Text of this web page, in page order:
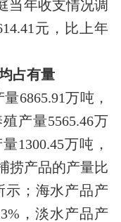
当年收支情况调
元，比上年
占有量
6865.91万吨，
产量5565.46万
1300.45万吨，
捞产品的产量比
示；海水产品产
，淡水产品产